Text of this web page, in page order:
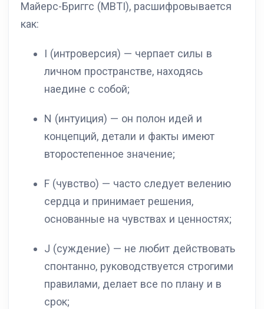
Майерс-Бриггс (MBTI), расшифровывается
как:
I (интроверсия) — черпает силы в
личном пространстве, находясь
наедине с собой;
N (интуиция) — он полон идей и
концепций, детали и факты имеют
второстепенное значение;
F (чувство) — часто следует велению
сердца и принимает решения,
основанные на чувствах и ценностях;
J (суждение) — не любит действовать
спонтанно, руководствуется строгими
правилами, делает все по плану и в
срок;